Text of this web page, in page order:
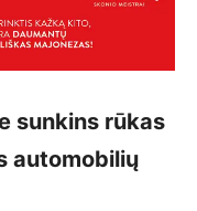
sunkins rūkas
automobilių